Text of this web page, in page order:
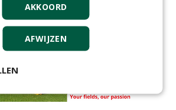
meer Groene Banen
AKKOORD
AFWIJZEN